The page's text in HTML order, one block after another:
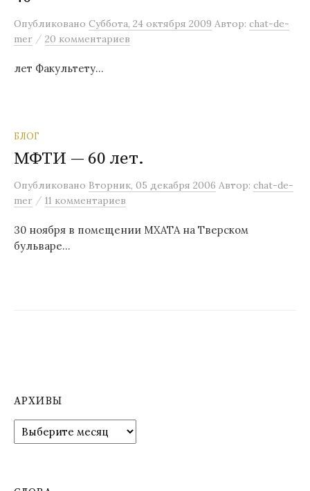
м
у
Опубликовано Суббота, 24 октября 2009 Автор: chat-de-
mer / 20 комментариев
лет Факультету…
БЛОГ
МФТИ — 60 лет.
Опубликовано Вторник, 05 декабря 2006 Автор: chat-de-
mer / 11 комментариев
30 ноября в помещении МХАТА на Тверском
бульваре…
АРХИВЫ
р
в